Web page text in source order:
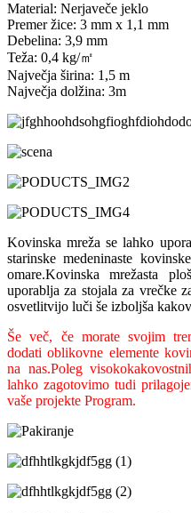
Material: Nerjaveče jeklo
Premer žice: 3 mm x 1,1 mm
Debelina: 3,9 mm
Teža: 0,4 kg/㎡
Največja širina: 1,5 m
Največja dolžina: 3m
Kovinska mreža se lahko
starinske medeninaste
omare.Kovinska mrežasta
uporablja za stojala za vrečke
osvetlitvijo luči še izboljša
Še več, če morate svojim
dodati oblikovne elemente
na nas.Poleg
lahko zagotovimo tudi
vaše projekte Program.